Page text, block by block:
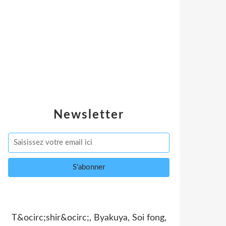
Newsletter
T&ocirc;shir&ocirc;, Byakuya, Soi fong,